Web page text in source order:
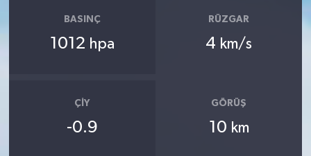
BASINÇ
1012 hpa
RÜZGAR
4 km/s
ÇIY
-0.9
GÖRÜŞ
10 km